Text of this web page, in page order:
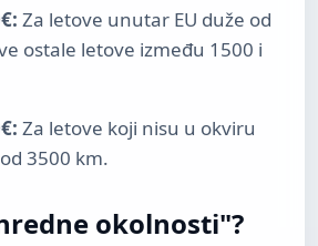
Za letove unutar EU duže od
ostale letove između 1500 i
Za letove koji nisu u okviru
3500 km.
okolnosti"?